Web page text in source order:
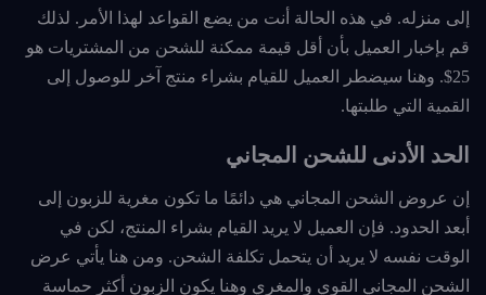
إلى منزله. في هذه الحالة أنت من يضع القواعد لهذا الأمر. لذلك
قم بإخبار العميل بأن أقل قيمة ممكنة للشحن من المشتريات هو
25$. وهنا سيضطر العميل للقيام بشراء منتج آخر للوصول إلى
القمية التي طلبتها.
الحد الأدنى للشحن المجاني
إن عروض الشحن المجاني هي دائمًا ما تكون مغرية للزبون إلى
أبعد الحدود. فإن العميل لا يريد القيام بشراء المنتج، لكن في
الوقت نفسه لا يريد أن يتحمل تكلفة الشحن. ومن هنا يأتي عرض
الشحن المجاني القوي والمغري وهنا يكون الزبون أكثر حماسة